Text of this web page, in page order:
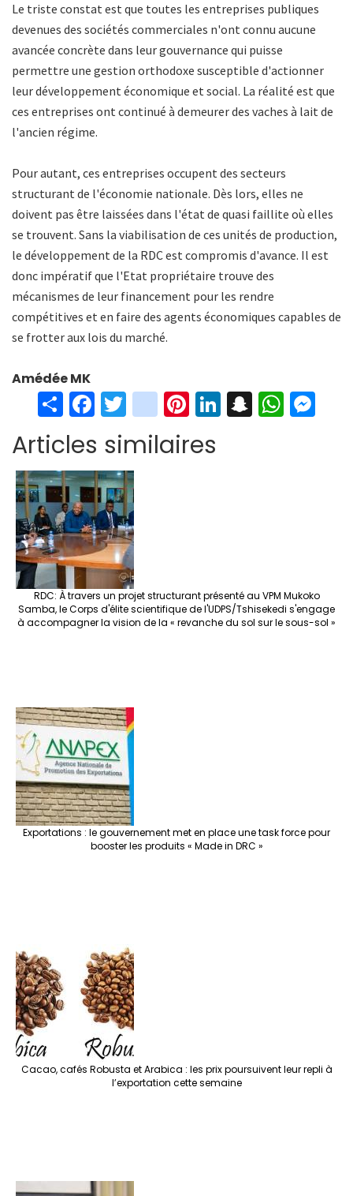
Le triste constat est que toutes les entreprises publiques
devenues des sociétés commerciales n'ont connu aucune
avancée concrète dans leur gouvernance qui puisse
permettre une gestion orthodoxe susceptible d'actionner
leur développement économique et social. La réalité est que
ces entreprises ont continué à demeurer des vaches à lait de
l'ancien régime.
Pour autant, ces entreprises occupent des secteurs
structurant de l'économie nationale. Dès lors, elles ne
doivent pas être laissées dans l'état de quasi faillite où elles
se trouvent. Sans la viabilisation de ces unités de production,
le développement de la RDC est compromis d'avance. Il est
donc impératif que l'Etat propriétaire trouve des
mécanismes de leur financement pour les rendre
compétitives et en faire des agents économiques capables de
se frotter aux lois du marché.
Amédée MK
S
h
ar
e
Fa
ce
b
o
o
k
T
wi
tt
er
in
st
ag
Pi
er
Li S W
Articles similaires
RDC: À travers un projet structurant présenté au VPM Mukoko
Samba, le Corps d'élite scientifique de l'UDPS/Tshisekedi s'engage
à accompagner la vision de la « revanche du sol sur le sous-sol »
Exportations : le gouvernement met en place une task force pour
booster les produits « Made in DRC »
Cacao, cafés Robusta et Arabica : les prix poursuivent leur repli à
l’exportation cette semaine